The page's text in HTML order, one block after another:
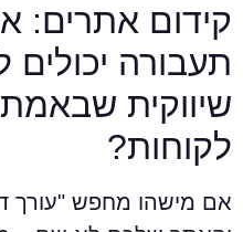
קידום אתרים:
תעבורה יכולים
שיווקית
לקוחות?
אם מישהו מחפש "עורך